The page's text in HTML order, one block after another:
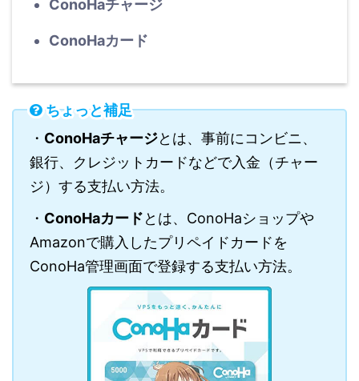
ConoHaチャージ
ConoHaカード
ちょっと補足
・ ConoHaチャージとは、事前にコンビニ、
銀行、クレジットカードなどで入金（チャー
ジ）する支払い方法。
・ ConoHaカードとは、ConoHaショップや
Amazonで購入したプリペイドカードを
ConoHa管理画面で登録する支払い方法。